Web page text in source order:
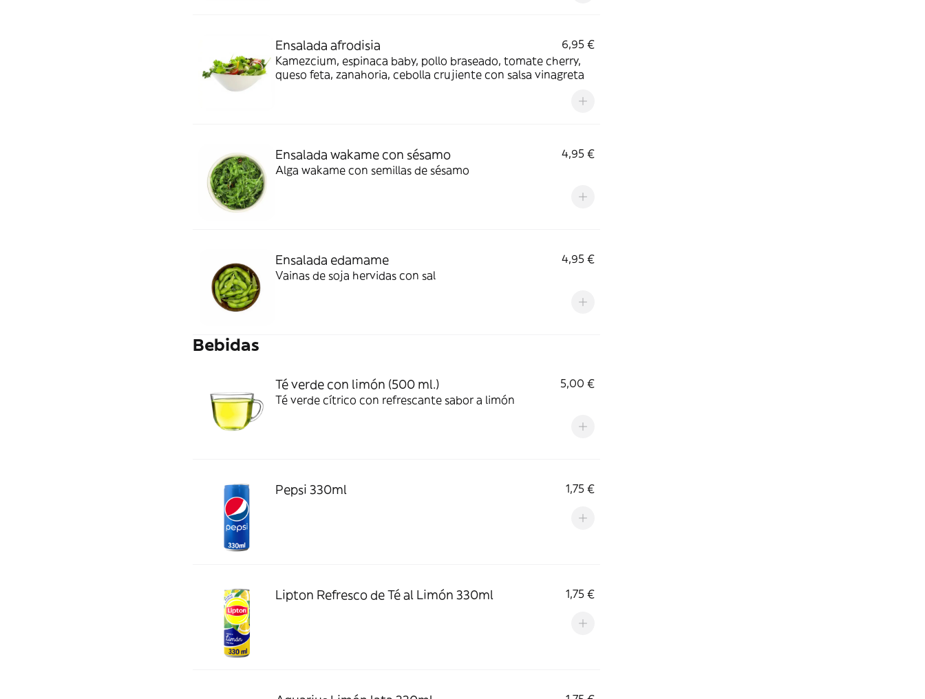
Ensalada afrodisia
6,95 €
Kamezcium, espinaca baby, pollo braseado, tomate cherry,
queso feta, zanahoria, cebolla crujiente con salsa vinagreta
Ensalada wakame con sésamo
4,95 €
Alga wakame con semillas de sésamo
Ensalada edamame
4,95 €
Vainas de soja hervidas con sal
Bebidas
Té verde con limón (500 ml.)
5,00 €
Té verde cítrico con refrescante sabor a limón
Pepsi 330ml 1,75 €
Lipton Refresco de Té al Limón 330ml 1,75 €